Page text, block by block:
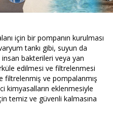
için bir pompanın kurulması
tankı gibi, suyun da
insan bakterileri veya yan
edilmesi ve filtrelenmesi
filtrelenmiş ve pompalanmış
kimyasalların eklenmesiyle
temiz ve güvenli kalmasına